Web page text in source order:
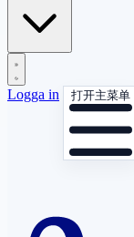
Logga in 打开主菜单